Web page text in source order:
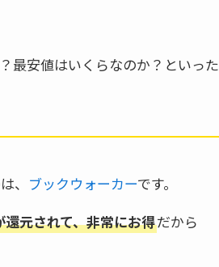
最安値はいくらなのか？といった
、 ブックウォーカーです。
元されて、非常にお得だから